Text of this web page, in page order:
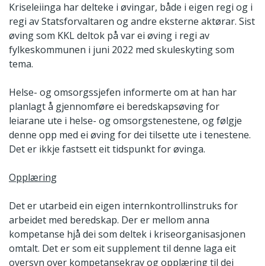
Kriseleiinga har delteke i øvingar, både i eigen regi og i
regi av Statsforvaltaren og andre eksterne aktørar. Sist
øving som KKL deltok på var ei øving i regi av
fylkeskommunen i juni 2022 med skuleskyting som
tema.
Helse- og omsorgssjefen informerte om at han har
planlagt å gjennomføre ei beredskapsøving for
leiarane ute i helse- og omsorgstenestene, og følgje
denne opp med ei øving for dei tilsette ute i tenestene.
Det er ikkje fastsett eit tidspunkt for øvinga.
Opplæring
Det er utarbeid ein eigen internkontrollinstruks for
arbeidet med beredskap. Der er mellom anna
kompetanse hjå dei som deltek i kriseorganisasjonen
omtalt. Det er som eit supplement til denne laga eit
oversyn over kompetansekrav og opplæring til dei